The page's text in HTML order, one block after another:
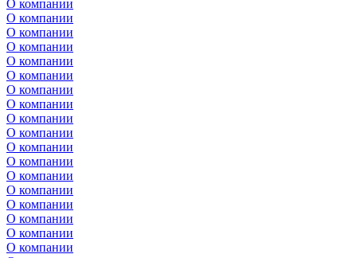
О компании
О компании
О компании
О компании
О компании
О компании
О компании
О компании
О компании
О компании
О компании
О компании
О компании
О компании
О компании
О компании
О компании
О компании